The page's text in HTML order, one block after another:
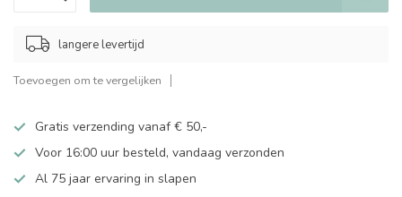
langere levertijd
Toevoegen om te vergelijken
Gratis verzending vanaf € 50,-
Voor 16:00 uur besteld, vandaag verzonden
Al 75 jaar ervaring in slapen